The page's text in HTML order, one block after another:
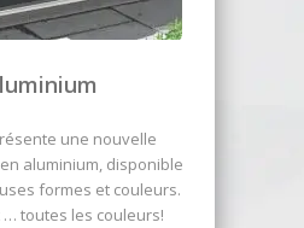
une nouvelle
aluminium, disponible
formes et couleurs.
… toutes les couleurs!